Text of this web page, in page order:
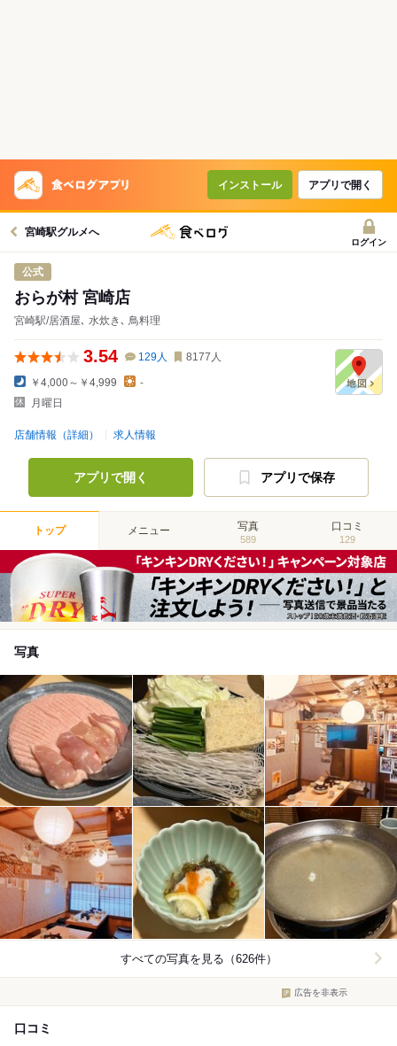
インストール アプリで開く
宮崎駅グルメへ
ログイン
公式
おらが村 宮崎店
宮崎駅/居酒屋､ 水炊き､ 鳥料理
3.54 129人 8177 人
￥4,000～￥4,999
-
月曜日
店舗情報（詳細） 求人情報
アプリで開く アプリで保存
トップ メニュー 写真
589
口コミ
129
写真
すべての写真を見る（626件）
広告を非表示
口コミ